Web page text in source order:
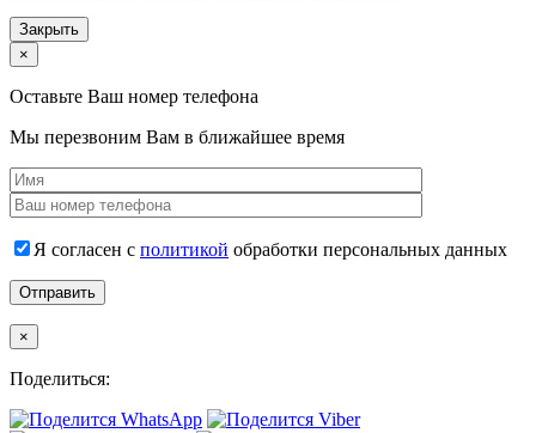
Закрыть
×
Оставьте Ваш номер телефона
Мы перезвоним Вам в ближайшее время
Я согласен с политикой обработки персональных данных
×
Поделиться: